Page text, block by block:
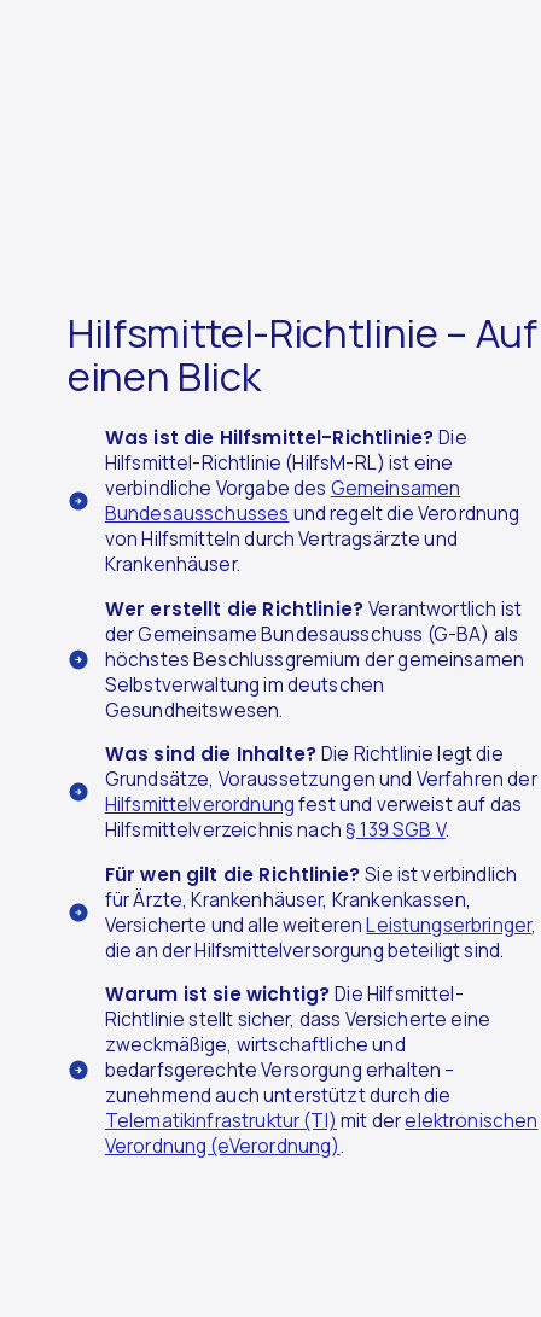
Hilfsmittel-Richtlinie – Auf
einen Blick
Was ist die Hilfsmittel-Richtlinie?Die
Hilfsmittel-Richtlinie (HilfsM-RL) ist eine
verbindliche Vorgabe des Gemeinsamen
Bundesausschusses und regelt die Verordnung
von Hilfsmitteln durch Vertragsärzte und
Krankenhäuser.
Wer erstellt die Richtlinie?Verantwortlich ist
der Gemeinsame Bundesausschuss (G-BA) als
höchstes Beschlussgremium der gemeinsamen
Selbstverwaltung im deutschen
Gesundheitswesen.
Was sind die Inhalte?Die Richtlinie legt die
Grundsätze, Voraussetzungen und Verfahren der
Hilfsmittelverordnungfest und verweist auf das
Hilfsmittelverzeichnis nach§ 139 SGB V.
Für wen gilt die Richtlinie?Sie ist verbindlich
für Ärzte, Krankenhäuser, Krankenkassen,
Versicherte und alle weiterenLeistungserbringer,
die an der Hilfsmittelversorgung beteiligt sind.
Warum ist sie wichtig?Die Hilfsmittel-
Richtlinie stellt sicher, dass Versicherte eine
zweckmäßige, wirtschaftliche und
bedarfsgerechte Versorgung erhalten –
zunehmend auch unterstützt durch die
Telematikinfrastruktur (TI) mit derelektronischen
Verordnung (eVerordnung).